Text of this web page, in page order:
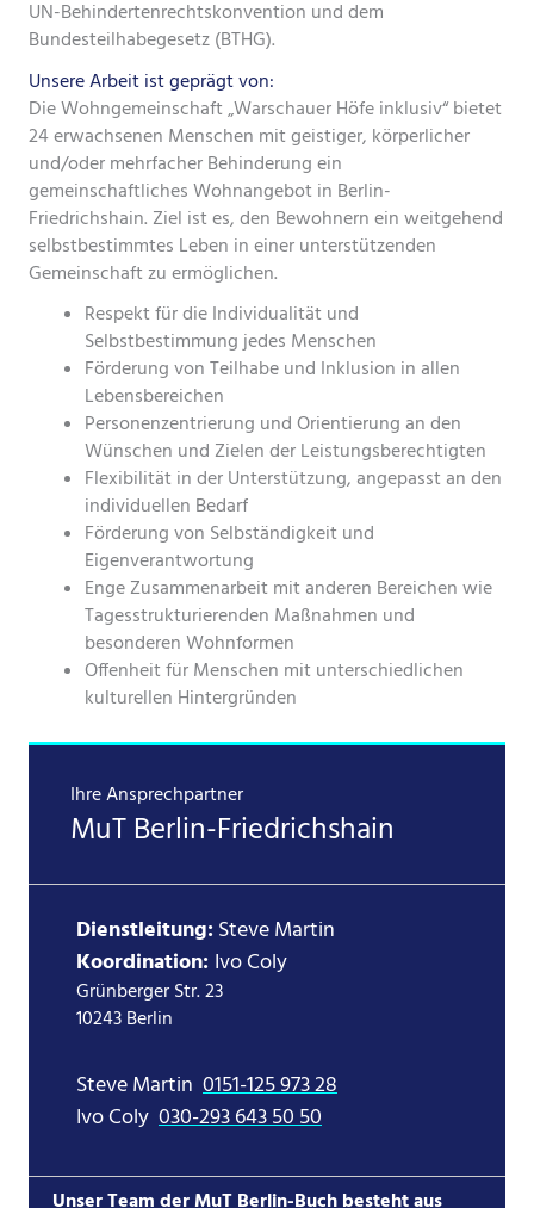
UN-Behindertenrechtskonvention und dem
Bundesteilhabegesetz (BTHG).
Unsere Arbeit ist geprägt von:
Die Wohngemeinschaft „Warschauer Höfe inklusiv“ bietet
24 erwachsenen Menschen mit geistiger, körperlicher
und/oder mehrfacher Behinderung ein
gemeinschaftliches Wohnangebot in Berlin-
Friedrichshain. Ziel ist es, den Bewohnern ein weitgehend
selbstbestimmtes Leben in einer unterstützenden
Gemeinschaft zu ermöglichen.
Respekt für die Individualität und
Selbstbestimmung jedes Menschen
Förderung von Teilhabe und Inklusion in allen
Lebensbereichen
Personenzentrierung und Orientierung an den
Wünschen und Zielen der Leistungsberechtigten
Flexibilität in der Unterstützung, angepasst an den
individuellen Bedarf
Förderung von Selbständigkeit und
Eigenverantwortung
Enge Zusammenarbeit mit anderen Bereichen wie
Tagesstrukturierenden Maßnahmen und
besonderen Wohnformen
Offenheit für Menschen mit unterschiedlichen
kulturellen Hintergründen
Ihre Ansprechpartner
MuT Berlin-Friedrichshain
Dienstleitung:Steve Martin
Koordination: Ivo Coly
Grünberger Str. 23
10243 Berlin
Steve Martin 0151-125 973 28
Ivo Coly 030-293 643 50 50
Unser Team der MuT Berlin-Buch besteht aus